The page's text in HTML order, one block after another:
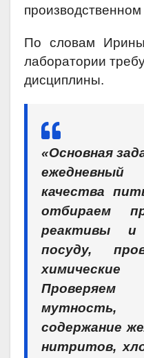
производственном
По словам
лаборатории
дисциплины.
«Основная
качества
отбираем
реактивы и
посуду,
содержание
нитритов,